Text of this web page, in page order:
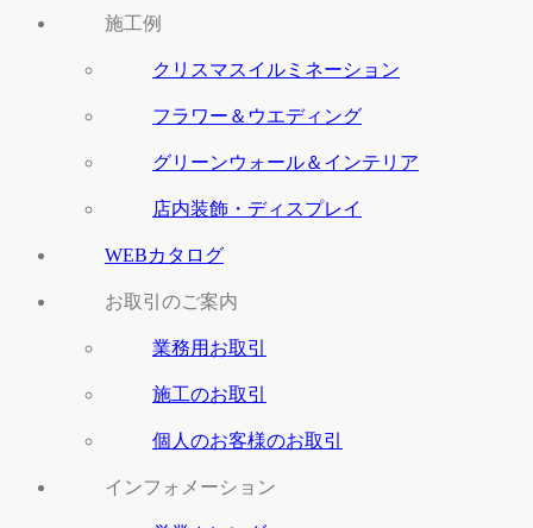
施工例
クリスマスイルミネーション
フラワー＆ウエディング
グリーンウォール＆インテリア
店内装飾・ディスプレイ
WEBカタログ
お取引のご案内
業務用お取引
施工のお取引
個人のお客様のお取引
インフォメーション